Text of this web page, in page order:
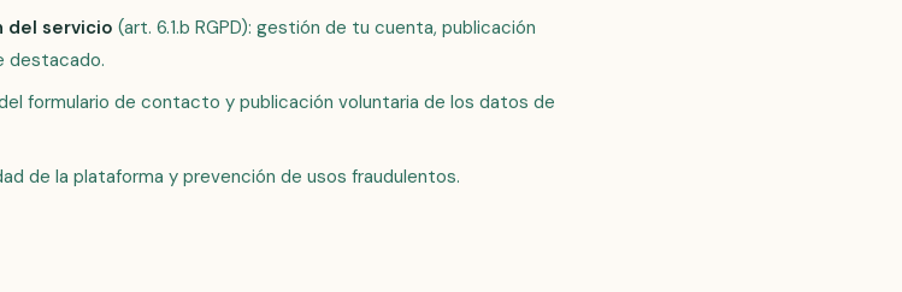
del servicio (art. 6.1.b RGPD): gestión de tu cuenta, publicación
destacado.
del formulario de contacto y publicación voluntaria de los datos de
de la plataforma y prevención de usos fraudulentos.